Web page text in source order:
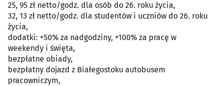
25, 95 zł netto/godz. dla osób do 26. roku życia,
32, 13 zł netto/godz. dla studentów i uczniów do 26. roku
życia,
dodatki: +50% za nadgodziny, +100% za pracę w
weekendy i święta,
bezpłatne obiady,
bezpłatny dojazd z Białegostoku autobusem
pracowniczym,